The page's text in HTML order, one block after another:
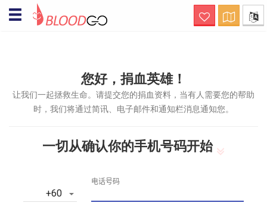
你好！ 欢迎来到BloodGo
让我们一起拯救生命。 提交您的捐血资
料，当有人需要您的帮助时，我们会通过
短信，电子邮件和推送通知，通知您。
液请求，我们将通过短信、电子邮件和推
送通知立即通知您附近血型吻合的捐助勇
举办捐血活动？
这是一个护理意识的渠道。 提交您的捐血
活动详情，我们将在活动的前一天通过短
您好，捐血英雄！
让我们一起拯救生命。请提交您的捐血资料，当有人需要您的帮助
时，我们将通过简讯、电子邮件和通知栏消息通知您。
一切从确认你的手机号码开始
‎+60
电话号码